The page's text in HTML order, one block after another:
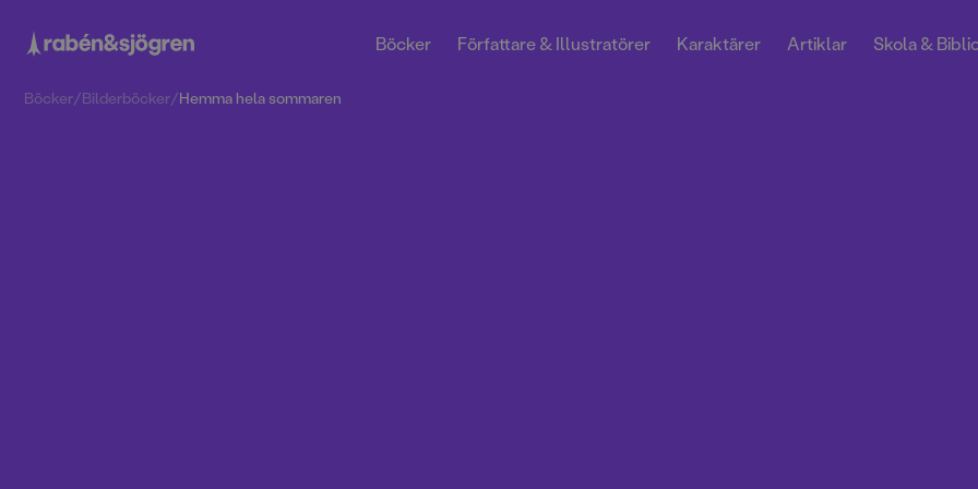
Böcker Författare & Illustratörer Karaktärer Artiklar Skola &
Böcker/Bilderböcker/Hemma hela sommaren